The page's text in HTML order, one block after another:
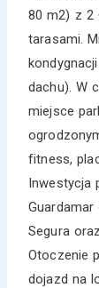
80 m2) z 2
tarasami.
dachu). W
miejsce
fitness,
Inwestycja
Guardamar
Segura
Otoczenie
dojazd na